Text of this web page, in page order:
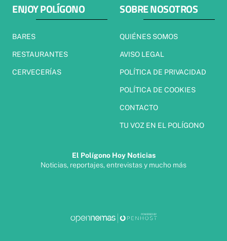
ENJOY POLÍGONO
BARES
RESTAURANTES
CERVECERÍAS
SOBRE NOSOTROS
QUIÉNES SOMOS
AVISO LEGAL
POLÍTICA DE PRIVACIDAD
POLÍTICA DE COOKIES
CONTACTO
TU VOZ EN EL POLÍGONO
El Polígono Hoy Noticias
Noticias, reportajes, entrevistas y mucho más